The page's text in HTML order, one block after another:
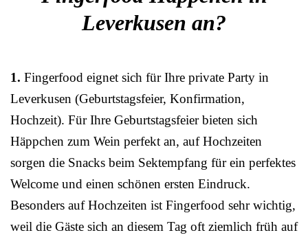
Leverkusen an?
1. Fingerfood eignet sich für Ihre private Party in
Leverkusen (Geburtstagsfeier, Konfirmation,
Hochzeit). Für Ihre Geburtstagsfeier bieten sich
Häppchen zum Wein perfekt an, auf Hochzeiten
sorgen die Snacks beim Sektempfang für ein perfektes
Welcome und einen schönen ersten Eindruck.
Besonders auf Hochzeiten ist Fingerfood sehr wichtig,
weil die Gäste sich an diesem Tag oft ziemlich früh auf